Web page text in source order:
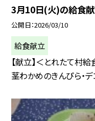
3月10日(火)の給食
公開日 2026/03/10
給食献立
【献立】＜とれたて村給
茎わかめのきんぴら・